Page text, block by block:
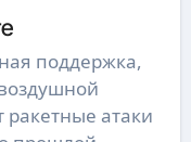
поддержка,
атаки